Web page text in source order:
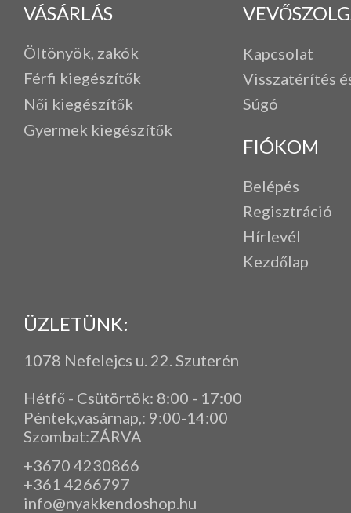
VÁSÁRLÁS
Öltönyök, zakók
Férfi kiegészítők
Női kiegészítők
Gyermek kiegészítők
Kapcsolat
Visszatérítés
Súgó
FIÓKOM
Belépés
Regisztráció
Hírlevél
Kezdőlap
ÜZLETÜNK:
1078 Nefelejcs u. 22. Szuterén
Hétfő - Csütörtök: 8:00 - 17:00
Péntek,vasárnap, : 9:00-14:00
Szombat:ZÁRVA
+3670 4230866
+361 4266797
info@nyakkendoshop.hu